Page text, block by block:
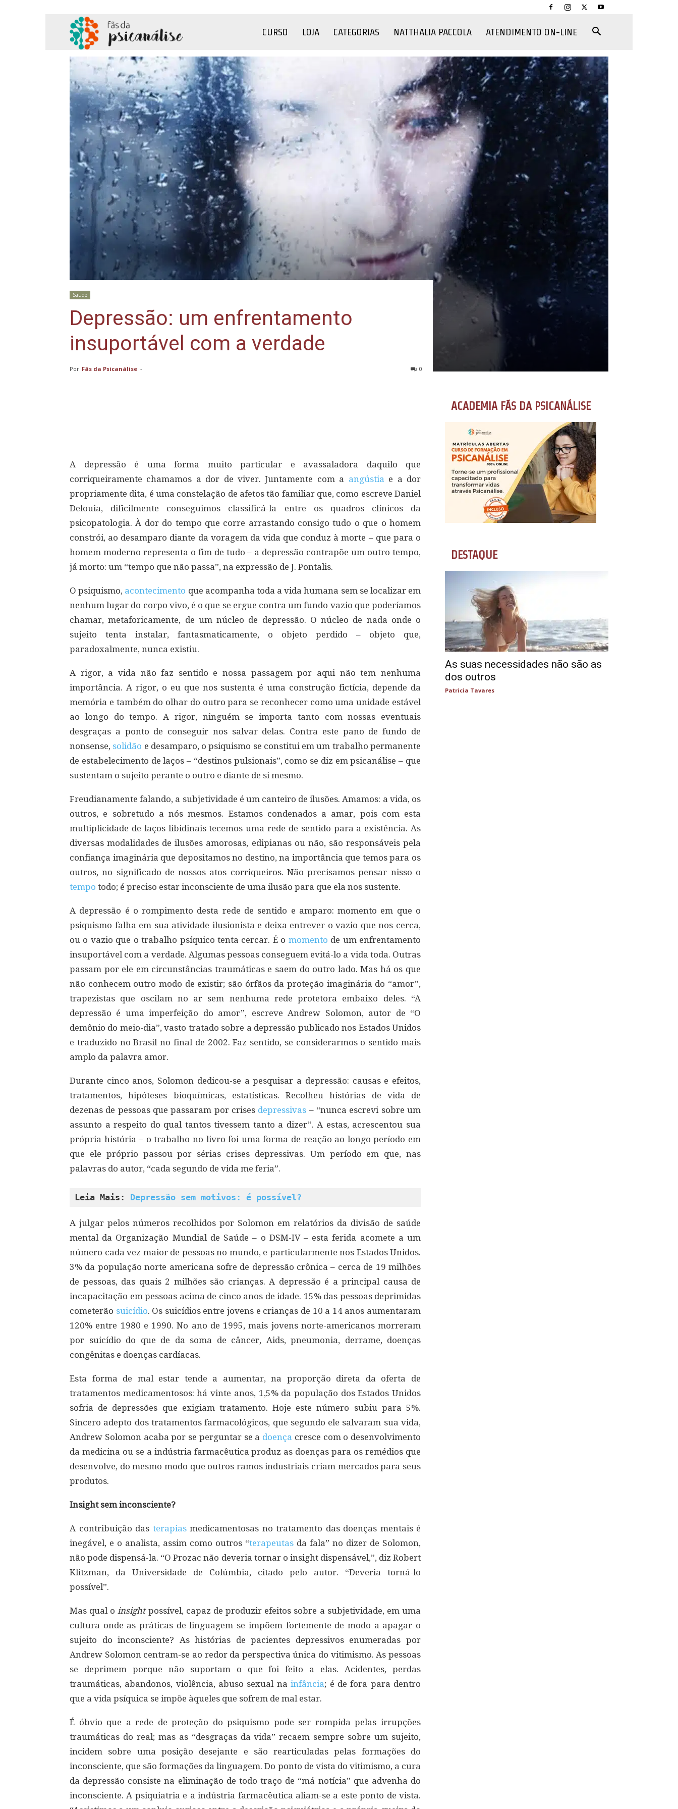
da
Psicanálise
CURSO LOJA CATEGORIAS NATTHALIA PACCOLA ATENDIMENTO ON-LINE
Saúde
Depressão: um enfrentamento
insuportável com a verdade
Por Fãs da Psicanálise - 0
A depressão é uma forma muito particular e avassaladora daquilo que
corriqueiramente chamamos a dor de viver. Juntamente com a angústia e a dor
propriamente dita, é uma constelação de afetos tão familiar que, como escreve Daniel
Delouia, dificilmente conseguimos classificá-la entre os quadros clínicos da
psicopatologia. À dor do tempo que corre arrastando consigo tudo o que o homem
constrói, ao desamparo diante da voragem da vida que conduz à morte – que para o
homem moderno representa o fim de tudo – a depressão contrapõe um outro tempo,
já morto: um “tempo que não passa”, na expressão de J. Pontalis.
O psiquismo, acontecimento que acompanha toda a vida humana sem se localizar em
nenhum lugar do corpo vivo, é o que se ergue contra um fundo vazio que poderíamos
chamar, metaforicamente, de um núcleo de depressão. O núcleo de nada onde o
sujeito tenta instalar, fantasmaticamente, o objeto perdido – objeto que,
paradoxalmente, nunca existiu.
A rigor, a vida não faz sentido e nossa passagem por aqui não tem nenhuma
importância. A rigor, o eu que nos sustenta é uma construção fictícia, depende da
memória e também do olhar do outro para se reconhecer como uma unidade estável
ao longo do tempo. A rigor, ninguém se importa tanto com nossas eventuais
desgraças a ponto de conseguir nos salvar delas. Contra este pano de fundo de
nonsense, solidão e desamparo, o psiquismo se constitui em um trabalho permanente
de estabelecimento de laços – “destinos pulsionais”, como se diz em psicanálise – que
sustentam o sujeito perante o outro e diante de si mesmo.
Freudianamente falando, a subjetividade é um canteiro de ilusões. Amamos: a vida, os
outros, e sobretudo a nós mesmos. Estamos condenados a amar, pois com esta
multiplicidade de laços libidinais tecemos uma rede de sentido para a existência. As
diversas modalidades de ilusões amorosas, edipianas ou não, são responsáveis pela
confiança imaginária que depositamos no destino, na importância que temos para os
outros, no significado de nossos atos corriqueiros. Não precisamos pensar nisso o
tempo todo; é preciso estar inconsciente de uma ilusão para que ela nos sustente.
A depressão é o rompimento desta rede de sentido e amparo: momento em que o
psiquismo falha em sua atividade ilusionista e deixa entrever o vazio que nos cerca,
ou o vazio que o trabalho psíquico tenta cercar. É o momento de um enfrentamento
insuportável com a verdade. Algumas pessoas conseguem evitá-lo a vida toda. Outras
passam por ele em circunstâncias traumáticas e saem do outro lado. Mas há os que
não conhecem outro modo de existir; são órfãos da proteção imaginária do “amor”,
trapezistas que oscilam no ar sem nenhuma rede protetora embaixo deles. “A
depressão é uma imperfeição do amor”, escreve Andrew Solomon, autor de “O
demônio do meio-dia”, vasto tratado sobre a depressão publicado nos Estados Unidos
e traduzido no Brasil no final de 2002. Faz sentido, se considerarmos o sentido mais
amplo da palavra amor.
Durante cinco anos, Solomon dedicou-se a pesquisar a depressão: causas e efeitos,
tratamentos, hipóteses bioquímicas, estatísticas. Recolheu histórias de vida de
dezenas de pessoas que passaram por crises depressivas – “nunca escrevi sobre um
assunto a respeito do qual tantos tivessem tanto a dizer”. A estas, acrescentou sua
própria história – o trabalho no livro foi uma forma de reação ao longo período em
que ele próprio passou por sérias crises depressivas. Um período em que, nas
palavras do autor, “cada segundo de vida me feria”.
Leia Mais: Depressão sem motivos: é possível?
A julgar pelos números recolhidos por Solomon em relatórios da divisão de saúde
mental da Organização Mundial de Saúde – o DSM-IV – esta ferida acomete a um
número cada vez maior de pessoas no mundo, e particularmente nos Estados Unidos.
3% da população norte americana sofre de depressão crônica – cerca de 19 milhões
de pessoas, das quais 2 milhões são crianças. A depressão é a principal causa de
incapacitação em pessoas acima de cinco anos de idade. 15% das pessoas deprimidas
cometerão suicídio. Os suicídios entre jovens e crianças de 10 a 14 anos aumentaram
120% entre 1980 e 1990. No ano de 1995, mais jovens norte-americanos morreram
por suicídio do que de da soma de câncer, Aids, pneumonia, derrame, doenças
congênitas e doenças cardíacas.
Esta forma de mal estar tende a aumentar, na proporção direta da oferta de
tratamentos medicamentosos: há vinte anos, 1,5% da população dos Estados Unidos
sofria de depressões que exigiam tratamento. Hoje este número subiu para 5%.
Sincero adepto dos tratamentos farmacológicos, que segundo ele salvaram sua vida,
Andrew Solomon acaba por se perguntar se a doença cresce com o desenvolvimento
da medicina ou se a indústria farmacêutica produz as doenças para os remédios que
desenvolve, do mesmo modo que outros ramos industriais criam mercados para seus
produtos.
Insight sem inconsciente?
A contribuição das terapiasmedicamentosas no tratamento das doenças mentais é
inegável, e o analista, assim como outros “terapeutas da fala” no dizer de Solomon,
não pode dispensá-la. “O Prozac não deveria tornar o insight dispensável,”, diz Robert
Klitzman, da Universidade de Colúmbia, citado pelo autor. “Deveria torná-lo
possível”.
Mas qual oinsightpossível, capaz de produzir efeitos sobre a subjetividade, em uma
cultura onde as práticas de linguagem se impõem fortemente de modo a apagar o
sujeito do inconsciente? As histórias de pacientes depressivos enumeradas por
Andrew Solomon centram-se ao redor da perspectiva única do vitimismo. As pessoas
se deprimem porque não suportam o que foi feito a elas. Acidentes, perdas
traumáticas, abandonos, violência, abuso sexual nainfância; é de fora para dentro
que a vida psíquica se impõe àqueles que sofrem de mal estar.
É óbvio que a rede de proteção do psiquismo pode ser rompida pelas irrupções
traumáticas do real; mas as “desgraças da vida” recaem sempre sobre um sujeito,
incidem sobre uma posição desejante e são rearticuladas pelas formações do
inconsciente, que são formações da linguagem. Do ponto de vista do vitimismo, a cura
da depressão consiste na eliminação de todo traço de “má notícia” que advenha do
inconsciente. A psiquiatria e a indústria farmacêutica aliam-se a este ponto de vista.
ACADEMIA FÃS DA PSICANÁLISE
DESTAQUE
As suas necessidades não são as
dos outros
Patricia Tavares